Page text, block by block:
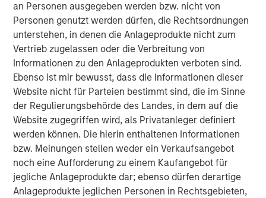
an Personen ausgegeben werden bzw. nicht von
Personen genutzt werden dürfen, die Rechtsordnungen
unterstehen, in denen die Anlageprodukte nicht zum
Vertrieb zugelassen oder die Verbreitung von
Informationen zu den Anlageprodukten verboten sind.
Ebenso ist mir bewusst, dass die Informationen dieser
Website nicht für Parteien bestimmt sind, die im Sinne
der Regulierungsbehörde des Landes, in dem auf die
Website zugegriffen wird, als Privatanleger definiert
werden können. Die hierin enthaltenen Informationen
bzw. Meinungen stellen weder ein Verkaufsangebot
noch eine Aufforderung zu einem Kaufangebot für
jegliche Anlageprodukte dar; ebenso dürfen derartige
Anlageprodukte jeglichen Personen in Rechtsgebieten,
Ähnliche Einblicke
GLOBAL FIXED INCOME BULLETIN
Video: Built on Resilience
GLOBAL FIXED INCOME BULLETIN
Built on Resilience
GLOBAL FIXED INCOME BULLETIN
Video: Risk Assets Persist